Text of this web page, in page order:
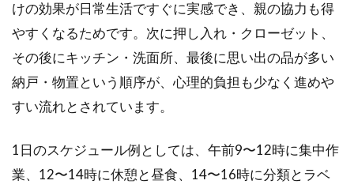
けの効果が日常生活ですぐに実感でき、親の協力も得
やすくなるためです。次に押し入れ・クローゼット、
その後にキッチン・洗面所、最後に思い出の品が多い
納戸・物置という順序が、心理的負担も少なく進めや
すい流れとされています。
1日のスケジュール例としては、午前9〜12時に集中作
業、12〜14時に休憩と昼食、14〜16時に分類とラベ